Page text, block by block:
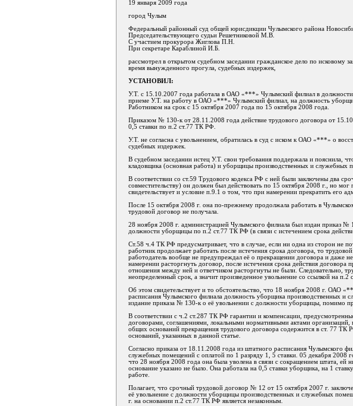
19 января 2009 года
город Чулым
Федеральный районный суд общей юрисдикции Чулымского района
Председательствующего судьи Решетниковой М.В.
С участием прокурора Жиглова П.Н.
При секретаре Караблиной И.Б.
рассмотрел в открытом судебном заседании гражданское дело по
время вынужденного прогула, судебных издержек,
УСТАНОВИЛ:
У.Т. с 15.10.2007 года работала в ОАО «***» Чулымский филиал в
приеме У.Т. на работу в ОАО «***» Чулымский филиал, на должность
Работником на срок с 15 октября 2007 года по 15 октября 2008 года.
Приказом № 130-к от 28.11.2008 года действие трудового договора от
0,5 ставки по п.2 ст.77 ТК РФ.
У.Т. не согласна с увольнением, обратилась в суд с иском к ОАО «***» о
судебных издержек.
В судебном заседании истец У.Т. свои требования поддержала и пояснила,
кладовщика (основная работа) и уборщицы производственных и служебных
В соответствии со ст.59 Трудового кодекса РФ с ней были заключены два
совместительству) он должен был действовать по 15 октября 2008 г., но
свидетельствует и условие п.9.1 о том, что при намерении прекратить его
После 15 октября 2008 г. она по-прежнему продолжала работать в
трудовой договор не получала.
28 ноября 2008 г. администрацией Чулымского филиала был издан приказ
должности уборщицы по п.2 ст.77 ТК РФ (в связи с истечением срока
Ст.58 ч.4 ТК РФ предусматривает, что в случае, если ни одна из сторон не
работник продолжает работать после истечения срока договора, то
работодатель вообще не предупреждал её о прекращении договора и даже
намерении расторгнуть договор, после истечения срока действия
отношения между ней и ответчиком расторгнуты не были. Следовательно,
неопределенный срок, а значит произведенное увольнение со ссылкой на п.2
Об этом свидетельствует и то обстоятельство, что 18 ноября 2008 г. ОАО
расписания Чулымского филиала должность уборщика производственных и
издание приказа № 130-к о её увольнении с должности уборщицы, помимо
В соответствии с ч.2 ст.287 ТК РФ гарантии и компенсации,
договорами, соглашениями, локальными нормативными актами
общих оснований прекращения трудового договора содержится в ст. 77
оснований, указанных в данной статье.
Согласно приказа от 18.11.2008 года из штатного расписания Чулымского
служебных помещений с оплатой по 1 разряду 1, 5 ставки. 05 декабря 2008
что 28 ноября 2008 года она была уволена в связи с сокращением штата, ей
основание указано не было. Она работала на 0,5 ставки уборщика, на 1
работе.
Полагает, что срочный трудовой договор № 12 от 15 октября 2007 г.
её увольнение с должности уборщицы производственных и служебных
г. на основании п.2 ст.77 ТК РФ является незаконным.